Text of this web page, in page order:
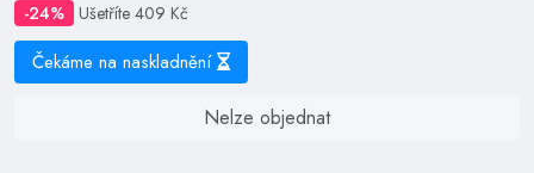
-24% Ušetříte 409 Kč
Čekáme na naskladnění
Nelze objednat